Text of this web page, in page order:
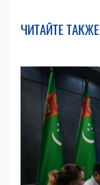
ЧИТАЙТЕ ТАКЖЕ